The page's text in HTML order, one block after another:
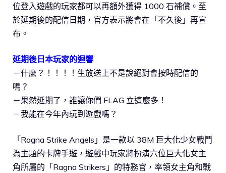
位登入遊戲的玩家都可以再額外獲得 1000 石補償。至
於延期後的配信日期，官方表示將會在「不久後」再宣
布。
延期後日本玩家的迴響
－什麼？！！！！生放送上不是說絕對會按時配信的
嗎？
－果然延期了，誰讓你們 FLAG 立這麼多！
－我能在今年內玩到遊戲嗎？
「Ragna Strike Angels」是一款以 38M 巨大化少女戰鬥
為主題的卡牌手遊，遊戲中玩家將扮演六位巨大化女主
角所屬的「Ragna Strikers」的特務官，率領女主角和戰